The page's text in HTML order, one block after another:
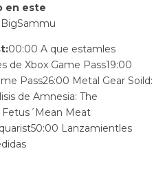
en este
00:00 A que estamles
de Xbox Game Pass19:00
Pass26:00 Metal Gear Soild:
de Amnesia: The
Fetus´Mean Meat
Lanzamientles